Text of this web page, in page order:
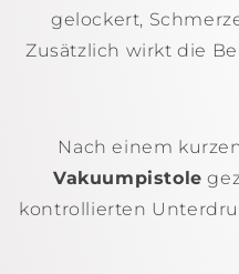
gelockert,
Zusätzlich wirkt die
Nach einem
Vakuumpistole
kontrollierten